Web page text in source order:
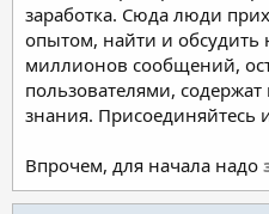
заработка. Сюда люди
опытом, найти и обсудить
миллионов сообщений,
пользователями,
знания. Присоединяйтесь
Впрочем, для начала надо